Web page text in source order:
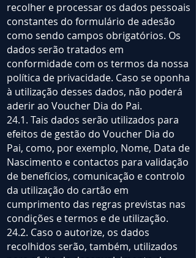
recolher e processar os dados pessoais
constantes do formulário de adesão
como sendo campos obrigatórios. Os
dados serão tratados em
conformidade com os termos da nossa
política de privacidade. Caso se oponha
à utilização desses dados, não poderá
aderir ao Voucher Dia do Pai.
24.1. Tais dados serão utilizados para
efeitos de gestão do Voucher Dia do
Pai, como, por exemplo, Nome, Data de
Nascimento e contactos para validação
de benefícios, comunicação e controlo
da utilização do cartão em
cumprimento das regras previstas nas
condições e termos e de utilização.
24.2. Caso o autorize, os dados
recolhidos serão, também, utilizados